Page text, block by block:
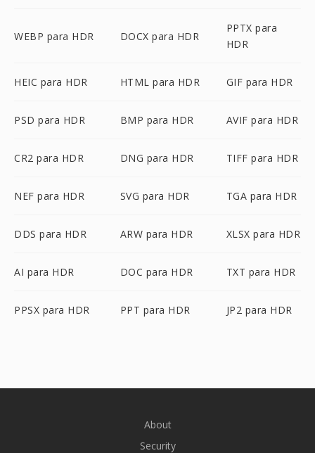
WEBP para HDR DOCX para HDR
PPTX para
HDR
HEIC para HDR HTML para HDR GIF para HDR
PSD para HDR BMP para HDR AVIF para HDR
CR2 para HDR DNG para HDR TIFF para HDR
NEF para HDR SVG para HDR TGA para HDR
DDS para HDR ARW para HDR XLSX para HDR
AI para HDR DOC para HDR TXT para HDR
PPSX para HDR PPT para HDR JP2 para HDR
About
Security